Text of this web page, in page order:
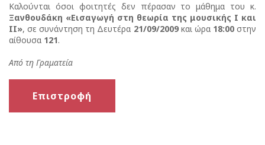
Καλούνται όσοι φοιτητές δεν πέρασαν το μάθημα του κ.
Ξανθουδάκη «Εισαγωγή στη θεωρία της μουσικής Ι και
ΙΙ», σε συνάντηση τη Δευτέρα 21/09/2009 και ώρα 18:00στην
αίθουσα 121.
Από τη Γραματεία
Επιστροφή